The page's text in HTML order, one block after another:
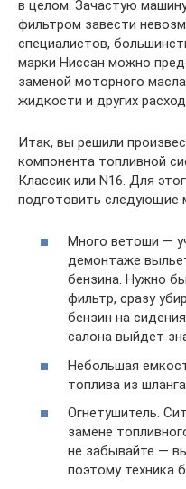
в целом. Зачастую
фильтром завести
специалистов,
марки Ниссан можно
заменой моторного
жидкости и других
Итак, вы решили
компонента топливной
Классик или N16. Для
подготовить следующие
Много ветоши —
демонтаже
бензина. Нужно
фильтр, сразу
бензин на
салона выйдет
Небольшая
топлива из
Огнетушитель.
замене
не забывайте —
поэтому техника